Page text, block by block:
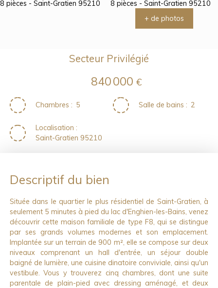
+ de photos
Secteur Privilégié
840 000 €
Chambres : 5 Salle de bains : 2
Localisation :
Saint-Gratien 95210
Descriptif du bien
Située dans le quartier le plus résidentiel de Saint-Gratien, à
seulement 5 minutes à pied du lac d'Enghien-les-Bains, venez
découvrir cette maison familiale de type F8, qui se distingue
par ses grands volumes modernes et son emplacement.
Implantée sur un terrain de 900 m², elle se compose sur deux
niveaux comprenant un hall d'entrée, un séjour double
baigné de lumière, une cuisine dinatoire conviviale, ainsi qu'un
vestibule. Vous y trouverez cinq chambres, dont une suite
parentale de plain-pied avec dressing aménagé, et deux